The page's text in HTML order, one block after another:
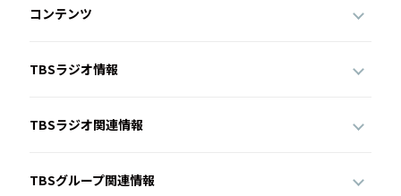
コンテンツ
TBSラジオ情報
TBSラジオ関連情報
TBSグループ関連情報